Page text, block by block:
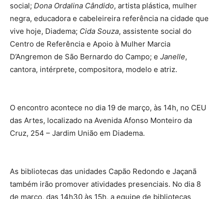
social; Dona Ordalina Cândido, artista plástica, mulher
negra, educadora e cabeleireira referência na cidade que
vive hoje, Diadema; Cida Souza, assistente social do
Centro de Referência e Apoio à Mulher Marcia
D’Angremon de São Bernardo do Campo; e Janelle,
cantora, intérprete, compositora, modelo e atriz.
O encontro acontece no dia 19 de março, às 14h, no CEU
das Artes, localizado na Avenida Afonso Monteiro da
Cruz, 254 – Jardim União em Diadema.
As bibliotecas das unidades Capão Redondo e Jaçanã
também irão promover atividades presenciais. No dia 8
de março, das 14h30 às 15h, a equipe de bibliotecas